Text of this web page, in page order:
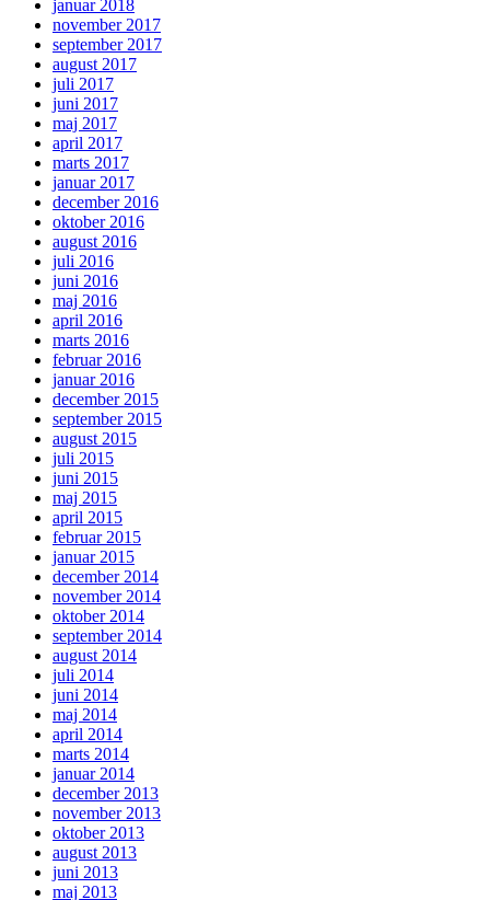
januar 2018
november 2017
september 2017
august 2017
juli 2017
juni 2017
maj 2017
april 2017
marts 2017
januar 2017
december 2016
oktober 2016
august 2016
juli 2016
juni 2016
maj 2016
april 2016
marts 2016
februar 2016
januar 2016
december 2015
september 2015
august 2015
juli 2015
juni 2015
maj 2015
april 2015
februar 2015
januar 2015
december 2014
november 2014
oktober 2014
september 2014
august 2014
juli 2014
juni 2014
maj 2014
april 2014
marts 2014
januar 2014
december 2013
november 2013
oktober 2013
august 2013
juni 2013
maj 2013